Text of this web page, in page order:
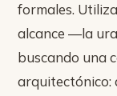
formales.
alcance —la
buscando una
arquitectónico: